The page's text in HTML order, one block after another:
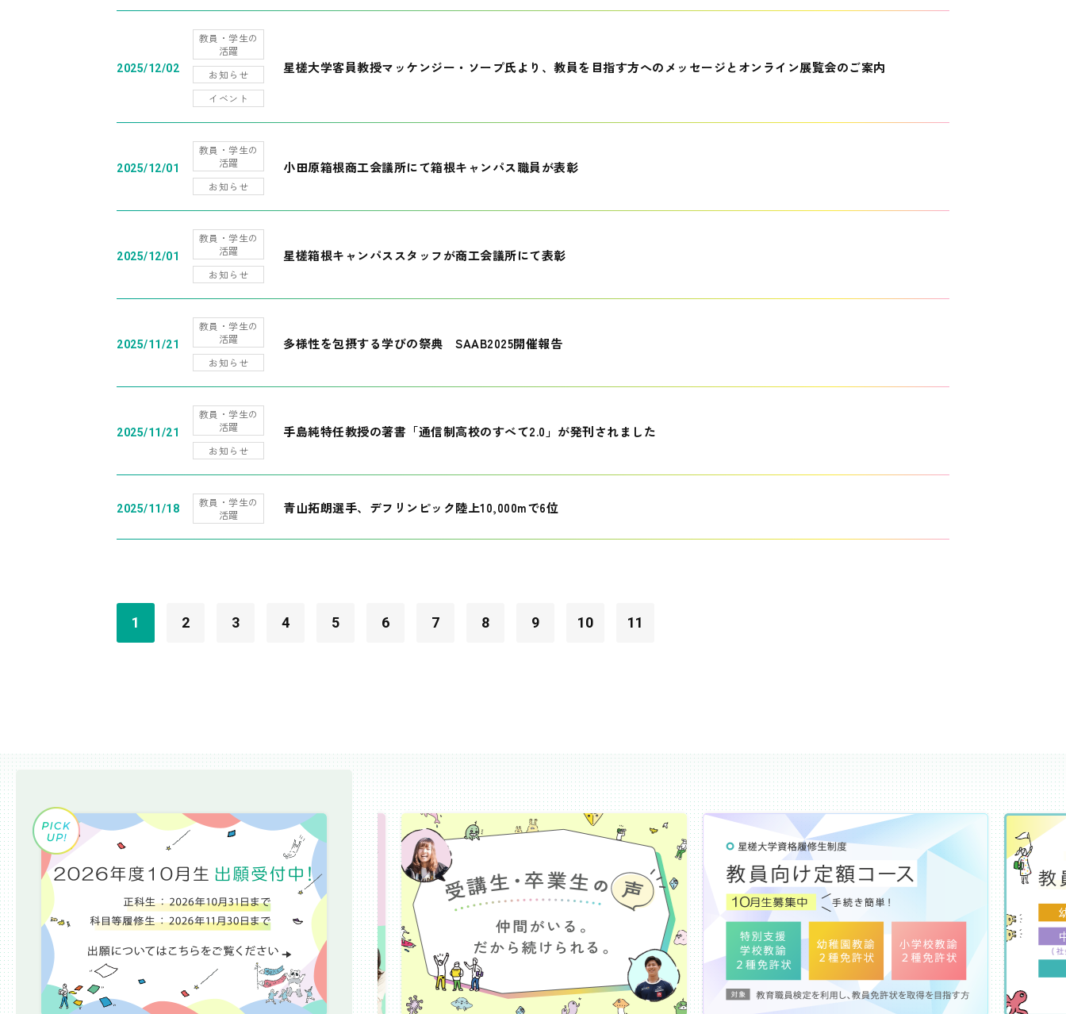
2025/12/02
教員・学生の
活躍
お知らせ
イベント
星槎大学客員教授マッケンジー・ソープ氏より、教員を目指す方へのメッセージとオンライン展覧会のご案内
2025/12/01
教員・学生の
活躍
お知らせ
小田原箱根商工会議所にて箱根キャンパス職員が表彰
2025/12/01
教員・学生の
活躍
お知らせ
星槎箱根キャンパススタッフが商工会議所にて表彰
2025/11/21
教員・学生の
活躍
お知らせ
多様性を包摂する学びの祭典 SAAB2025開催報告
2025/11/21
教員・学生の
活躍
お知らせ
手島純特任教授の著書「通信制高校のすべて2.0」が発刊されました
2025/11/18
教員・学生の
活躍
青山拓朗選手、デフリンピック陸上10,000mで6位
1 2 3 4 5 6 7 8 9 10 11